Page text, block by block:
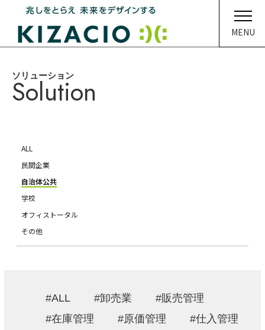
MENU
お問い合わせ
ソリューション
Solution
ALL
民間企業
自治体公共
学校
オフィストータル
その他
ALL 卸売業
販売管理
在庫管理
原価管理
仕入管理